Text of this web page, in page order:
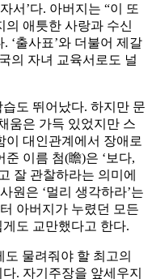
서’다. 아버지는 “이 또
의 애틋한 사랑과 수신
‘출사표’와 더불어 제갈
의 자녀 교육서로도 널
도 뛰어났다. 하지만 문
움은 가득 있었지만 스
이 대인관계에서 장애로
이름 첨(瞻)은 ‘보다,
잘 관찰하라는 의미에
원은 ‘멀리 생각하라’는
아버지가 누렸던 모든
도 교만했다고 한다.
물려줘야 할 최고의
. 자기주장을 앞세우지